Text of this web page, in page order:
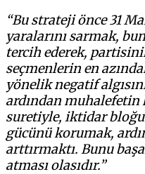
“Bu strateji önce 31
yaralarını sarmak,
tercih ederek,
seçmenlerin en
yönelik negatif
ardından muhalefetin
suretiyle, iktidar
gücünü korumak,
arttırmaktı. Bunu
atması olasıdır.”